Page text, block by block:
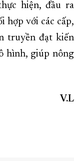
hiện, đầu ra
hợp với các cấp,
truyền đạt kiến
hình, giúp nông
V.L